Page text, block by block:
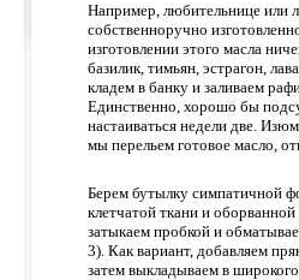
Например, любительнице или
собственноручно
изготовлении этого масла
базилик, тимьян, эстрагон,
кладем в банку и заливаем
Единственно, хорошо бы
настаиваться недели две.
мы перельем готовое масло,
Берем бутылку симпатичной
клетчатой ткани и
затыкаем пробкой и
3). Как вариант, добавляем
затем выкладываем в